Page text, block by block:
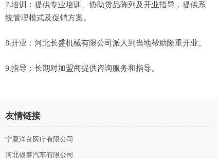
7.培训：提供专业培训、协助货品陈列及开业指导，提供系
统管理模式及促销方案。
8.开业：河北长盛机械有限公司派人到当地帮助隆重开业。
9.指导：长期对加盟商提供咨询服务和指导。
友情链接
宁夏洋良医疗有限公司
河北银泰汽车有限公司